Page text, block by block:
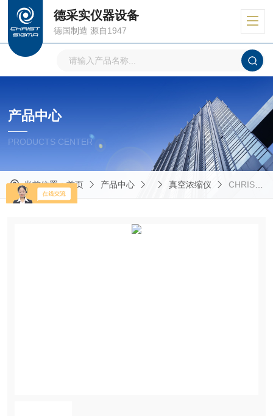
德采实仪器设备
德国制造 源自1947
产品中心
PRODUCTS CENTER
当前位置：首页 产品中心 真空浓缩仪 CHRIST真空离心浓缩仪